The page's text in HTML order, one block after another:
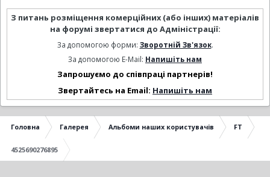
З питань розміщення комерційних (або інших) матеріалів
на форумі звертатися до Адміністрації:
За допомогою форми: Зворотній Зв'язок.
За допомогою E-Mail: Напишіть нам
Запрошуємо до співпраці партнерів!
Звертайтесь на Email: Напишіть нам
Головна Галерея Альбоми наших користувачів FT
4525690276895